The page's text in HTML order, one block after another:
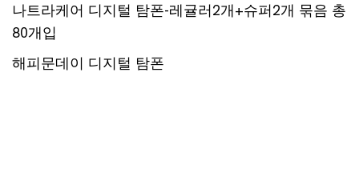
나트라케어 디지털 탐폰-레귤러2개+슈퍼2개 묶음 총
80개입
해피문데이 디지털 탐폰